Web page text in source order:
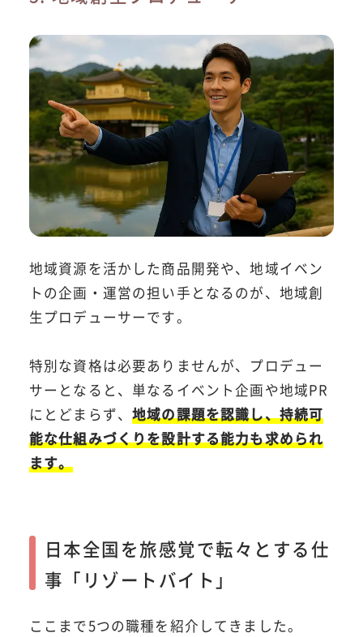
地域資源を活かした商品開発や、地域イベン
トの企画・運営の担い手となるのが、地域創
生プロデューサーです。
特別な資格は必要ありませんが、プロデュー
サーとなると、単なるイベント企画や地域PR
にとどまらず、地域の課題を認識し、持続可
能な仕組みづくりを設計する能力も求められ
ます。
日本全国を旅感覚で転々とする仕
事「リゾートバイト」
ここまで5つの職種を紹介してきました。